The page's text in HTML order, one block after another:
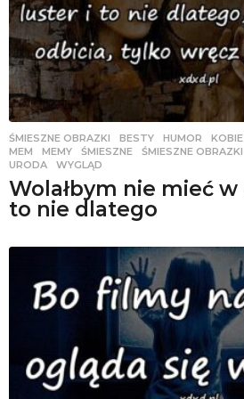
ŚMIESZNE OBRAZKI BESTY ,HUMOR ,
MEM
,MEMY ,ŚMIESZNE ,ŚMIESZNE OBRAZKI
URODA
,WYGLĄD
Wolałbym nie mieć
to nie dlatego